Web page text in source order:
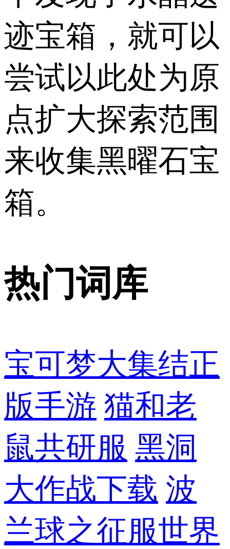
迹宝箱，就可以
尝试以此处为原
点扩大探索范围
来收集黑曜石宝
箱。
热门词库
宝可梦大集结正
版手游 猫和老
鼠共研服 黑洞
大作战下载 波
兰球之征服世界